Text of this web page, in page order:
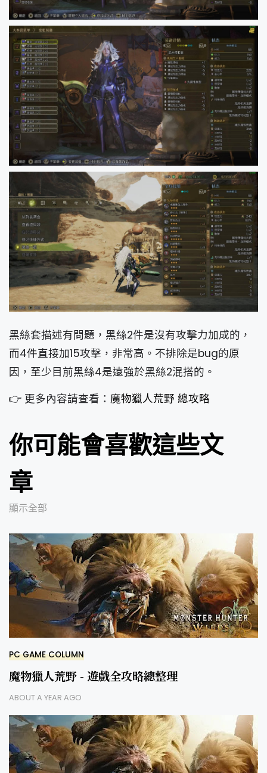
黑絲套描述有問題，黑絲2件是沒有攻擊力加成的，
而4件直接加15攻擊，非常高。不排除是bug的原
因，至少目前黑絲4是遠強於黑絲2混搭的。
👉 更多內容請查看： 魔物獵人荒野 總攻略
你可能會喜歡這些文
章
顯示全部
PC GAME COLUMN
魔物獵人荒野 - 遊戲全攻略總整理
ABOUT A YEAR AGO